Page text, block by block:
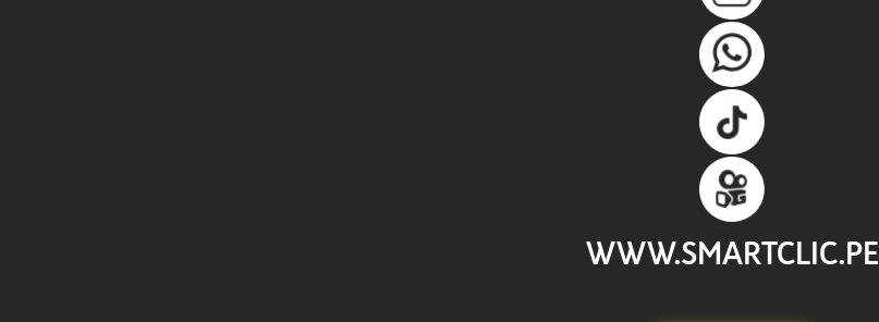
WWW.SMARTCLIC.PE